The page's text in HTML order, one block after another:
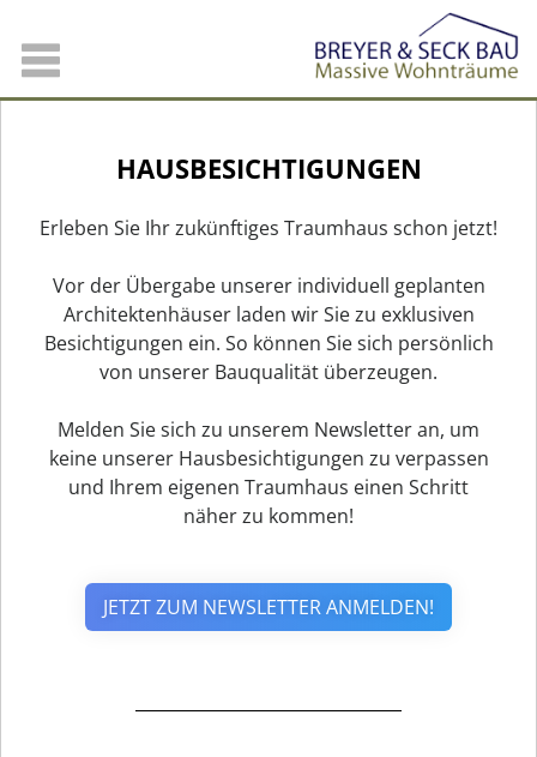
HAUSBESICHTIGUNGEN
Erleben Sie Ihr zukünftiges Traumhaus schon jetzt!
Vor der Übergabe unserer individuell geplanten
Architektenhäuser laden wir Sie zu exklusiven
Besichtigungen ein. So können Sie sich persönlich
von unserer Bauqualität überzeugen.
Melden Sie sich zu unserem Newsletter an, um
keine unserer Hausbesichtigungen zu verpassen
und Ihrem eigenen Traumhaus einen Schritt
näher zu kommen!
JETZT ZUM NEWSLETTER ANMELDEN!